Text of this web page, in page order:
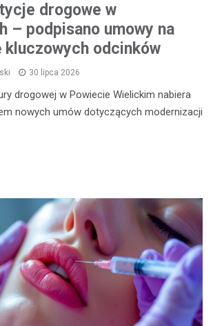
drogowe w
– podpisano umowy na
kluczowych odcinków
30 lipca 2026
drogowej w Powiecie Wielickim nabiera
nowych umów dotyczących modernizacji